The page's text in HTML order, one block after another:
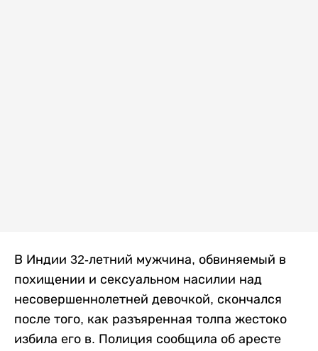
В Индии 32-летний мужчина, обвиняемый в
похищении и сексуальном насилии над
несовершеннолетней девочкой, скончался
после того, как разъяренная толпа жестоко
избила его в. Полиция сообщила об аресте